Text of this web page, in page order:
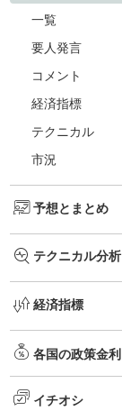
一覧
要人発言
コメント
経済指標
テクニカル
市況
予想とまとめ
テクニカル分析
経済指標
各国の政策金利
イチオシ